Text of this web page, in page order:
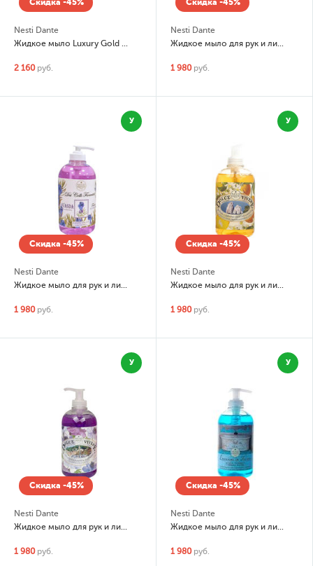
Скидка -45%
Nesti Dante
Жидкое мыло Luxury Gold Soap (Юбилейное золото)
2 160 руб.
Скидка -45%
Nesti Dante
Жидкое мыло для рук и лица Dei Colli Fiorentini Cipresso (Кипарис)
1 980 руб.
У
Скидка -45%
Nesti Dante
Жидкое мыло для рук и лица Dei Colli Fiorentini Lavanda (Лаванда)
1 980 руб.
У
Скидка -45%
Nesti Dante
Жидкое мыло для рук и лица Dolce Vivere Capri (Капри)
1 980 руб.
У
Скидка -45%
Nesti Dante
Жидкое мыло для рук и лица Dolce Vivere Portofino (Портофино)
1 980 руб.
У
Скидка -45%
Nesti Dante
Жидкое мыло для рук и лица Emozioni in Toscana Acque Termali (Термальные воды)
1 980 руб.